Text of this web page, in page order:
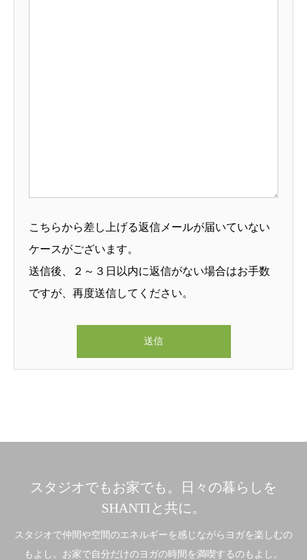
こちらから差し上げる返信メールが届いていない
ケースがございます。
送信後、２～３日以内に返信がない場合はお手数
ですが、再度送信してください。
スタジオでもお家でも。日々の暮らしを
SHANTIと共に。
スタジオで仲間や空間のエネルギーを感じながらヨガを楽しむの
もよし。お家で自分だけのヨガの時間を満喫するのもよし。